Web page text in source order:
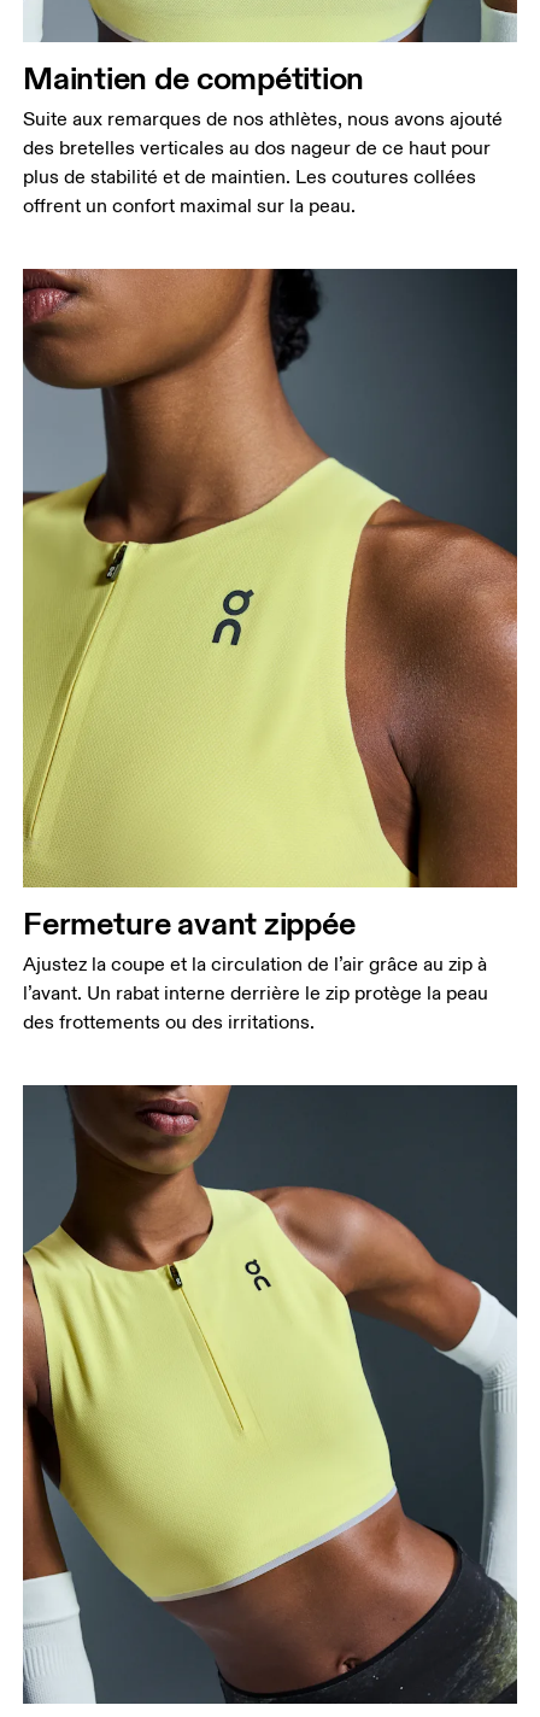
Hanches
Mesurez votre tour de hanches sur la partie la plus
large.
Maintien de compétition
Suite aux remarques de nos athlètes, nous avons ajouté
des bretelles verticales au dos nageur de ce haut pour
plus de stabilité et de maintien. Les coutures collées
offrent un confort maximal sur la peau.
Fermeture avant zippée
Ajustez la coupe et la circulation de l’air grâce au zip à
l’avant. Un rabat interne derrière le zip protège la peau
des frottements ou des irritations.